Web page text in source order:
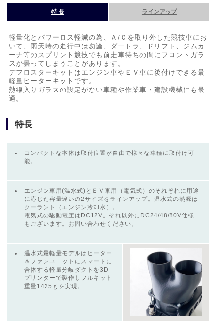
特 長 ラインアップ
軽量化とパワーロス軽減の為、Ａ/Ｃを取り外した競技車にお
いて、雨天時の走行中は勿論、ダートラ、ドリフト、ジムカ
ーナ等のスプリント競技でも前走車待ちの間にフロントガラ
スが曇ってしまうことがあります。
デフロスターキットはエンジン車やＥＶ車に後付けできる最
軽量ヒーターキットです。
熱線入りガラスの設定がない車種や作業車・建設機械にも最
適。
特長
コンパクトな本体は取付位置が自由で様々な車種に取付け可
能。
エンジン車用(温水式)とＥＶ車用（電気式）のそれぞれに用途
に応じた容量違いの2サイズをラインアップ。温水式の熱源は
クーラント（エンジン冷却水）。
電気式の駆動電圧はDC12V。それ以外にDC24/48/80V仕様
もございます。お問い合わせください。
温水式最軽量モデルはヒーター
＆ファンユニットにスマートに
合体する軽量分岐ダクトを3D
プリンターで製作しフルキット
重量1425ｇを実現。